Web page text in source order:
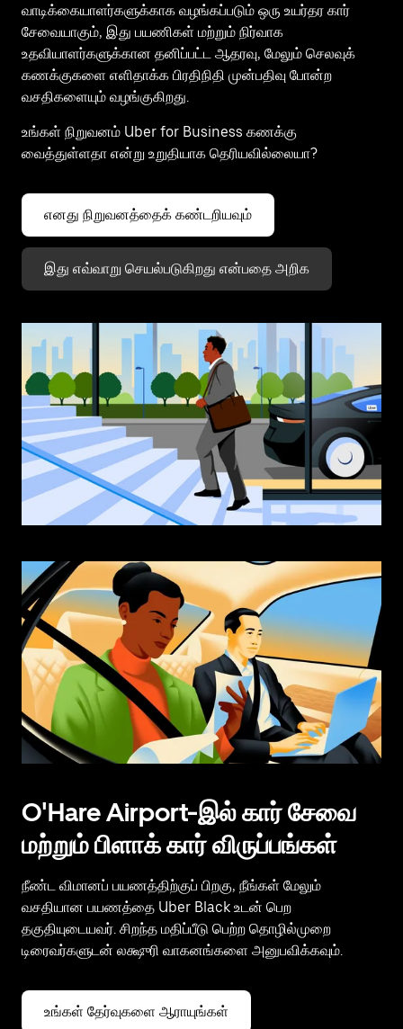
வாடிக்கையாளர்களுக்காக வழங்கப்படும் ஒரு உயர்தர கார்
சேவையாகும், இது பயணிகள் மற்றும் நிர்வாக
உதவியாளர்களுக்கான தனிப்பட்ட ஆதரவு, மேலும் செலவுக்
கணக்குகளை எளிதாக்க பிரதிநிதி முன்பதிவு போன்ற
வசதிகளையும் வழங்குகிறது.
உங்கள் நிறுவனம் Uber for Business கணக்கு
வைத்துள்ளதா என்று உறுதியாக தெரியவில்லையா?
எனது நிறுவனத்தைக் கண்டறியவும்
இது எவ்வாறு செயல்படுகிறது என்பதை அறிக
O'Hare Airport-இல் கார் சேவை
மற்றும் பிளாக் கார் விருப்பங்கள்
நீண்ட விமானப் பயணத்திற்குப் பிறகு, நீங்கள் மேலும்
வசதியான பயணத்தை Uber Black உடன் பெற
தகுதியுடையவர். சிறந்த மதிப்பீடு பெற்ற தொழில்முறை
டிரைவர்களுடன் லக்ஷுரி வாகனங்களை அனுபவிக்கவும்.
உங்கள் தேர்வுகளை ஆராயுங்கள்